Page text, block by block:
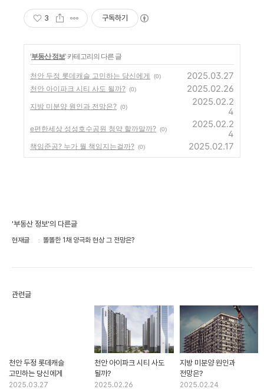
3 구독하기
'부동산 정보' 카테고리의 다른 글
천안 두정 롯데캐슬 고민하는 당신에게 (0) 2025.03.27
천안 아이파크 시티 사도 될까? (0) 2025.02.26
지방 미분양 원인과 전망은? (0)
2025.02.2
4
e편한세상 성성호수공원 청약 할까말까? (0)
2025.02.2
4
책임준공? 누가 뭘 책임지는걸까? (0) 2025.02.17
'부동산 정보'의 다른글
현재글 똘똘한 1채 양극화 현상 그 전망은?
관련글
천안 두정 롯데캐슬
고민하는 당신에게
2025.03.27
천안 아이파크 시티 사도
될까?
2025.02.26
지방 미분양 원인과
전망은?
2025.02.24